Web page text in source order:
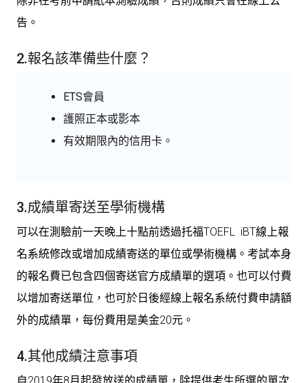
告。
2.報名該準備些什麼？
ETS會員
護照正本或影本
有效期限內的信用卡。
3.成績單寄送至學術機構
可以在測驗前一天晚上十點前透過托福TOEFL iBT線上報
名系統修改或增加成績寄送的單位或學術機構。考試本身
的報名費已包含四個寄送官方成績單的選項。也可以付費
以增加寄送單位，也可於日後經線上報名系統付費申請額
外的成績單，每份費用是美金20元。
4.其他成績注意事項